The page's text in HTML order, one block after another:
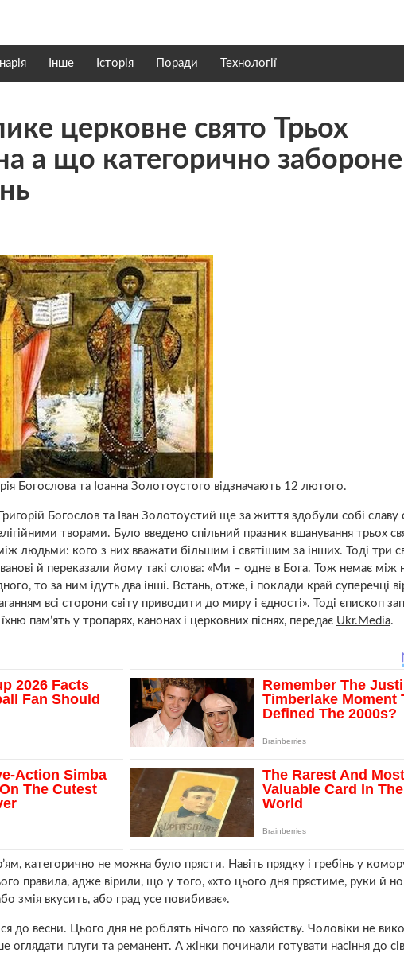
Інше Історія Поради Технології
церковне свято Трьох
а що категорично
Богослова та Іоанна Золотоустого відзначають 12 лютого.
Богослов та Іван Золотоустий ще за життя здобули собі славу
творами. Було введено спільний празник вшанування трьох
людьми: кого з них вважати більшим і святішим за інших. Тоді три
Іванові й переказали йому такі слова: «Ми – одне в Бога. Тож немає між
то за ним ідуть два інші. Встань, отже, і поклади край суперечці
всі сторони світу приводити до миру і єдності». Тоді єпископ
пам’ять у тропарях, канонах і церковних піснях, передає Ukr.Media.
категорично не можна було прясти. Навіть прядку і гребінь у
правила, адже вірили, що у того, «хто цього дня прястиме, руки й
змія вкусить, або град усе повибиває».
до весни. Цього дня не роблять нічого по хазяйству. Чоловіки не
оглядати плуги та реманент. А жінки починали готувати насіння до